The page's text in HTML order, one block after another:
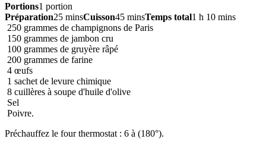
Portions1 portion
Préparation25 minsCuisson45 minsTemps total1 h 10 mins
250 grammes de champignons de Paris
150 grammes de jambon cru
100 grammes de gruyère râpé
200 grammes de farine
4 œufs
1 sachet de levure chimique
8 cuillères à soupe d'huile d'olive
Sel
Poivre.
Préchauffez le four thermostat : 6 à (180°).